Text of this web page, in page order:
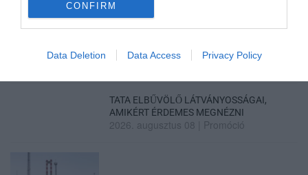
CONFIRM
Data Deletion Data Access Privacy Policy
ÚJ MAGYAR KÜLÜGYI STRATÉGIA KÉSZÜL,
TELJES SZAKÍTÁS JÖN A...
TATA ELBŰVÖLŐ LÁTVÁNYOSSÁGAI,
AMIKÉRT ÉRDEMES MEGNÉZNI
2026. augusztus 08 Promóció